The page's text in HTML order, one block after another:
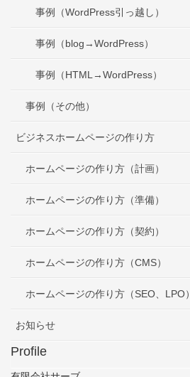
事例（WordPress引っ越し）
事例（blog→WordPress）
事例（HTML→WordPress）
事例（その他）
ビジネスホームページの作り方
ホームページの作り方（計画）
ホームページの作り方（準備）
ホームページの作り方（契約）
ホームページの作り方（CMS）
ホームページの作り方（SEO、LPO）
お知らせ
Profile